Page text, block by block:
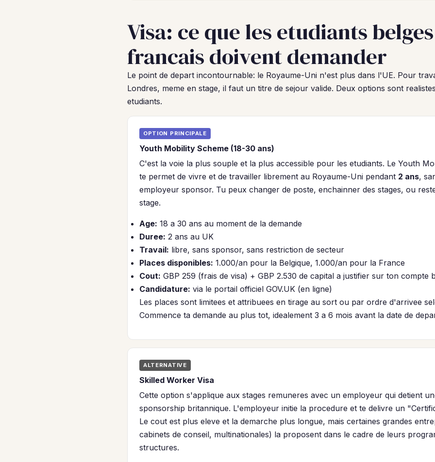
Visa: ce que les etudiants
francais doivent demander
Le point de depart incontournable: le Royaume-Uni n'est plus dans l'UE. Pour
Londres, meme en stage, il faut un titre de sejour valide. Deux options sont
etudiants.
OPTION PRINCIPALE
Youth Mobility Scheme (18-30 ans)
C'est la voie la plus souple et la plus accessible pour les etudiants. Le Youth
te permet de vivre et de travailler librement au Royaume-Uni pendant 2 ans,
employeur sponsor. Tu peux changer de poste, enchainner des stages, ou
stage.
Age: 18 a 30 ans au moment de la demande
Duree: 2 ans au UK
Travail: libre, sans sponsor, sans restriction de secteur
Places disponibles: 1.000/an pour la Belgique, 1.000/an pour la France
Cout: GBP 259 (frais de visa) + GBP 2.530 de capital a justifier sur ton compte
Candidature: via le portail officiel GOV.UK (en ligne)
Les places sont limitees et attribuees en tirage au sort ou par ordre d'arrivee
Commence ta demande au plus tot, idealement 3 a 6 mois avant la date de
ALTERNATIVE
Skilled Worker Visa
Cette option s'applique aux stages remuneres avec un employeur qui detient
sponsorship britannique. L'employeur initie la procedure et te delivre un
Le cout est plus eleve et la demarche plus longue, mais certaines grandes
cabinets de conseil, multinationales) la proposent dans le cadre de leurs
structures.